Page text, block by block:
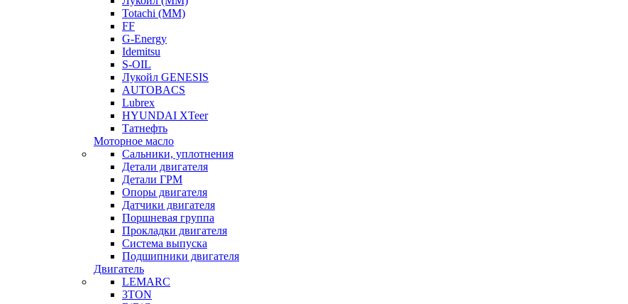
Totachi (MM)
FF
G-Energy
Idemitsu
S-OIL
Лукойл GENESIS
AUTOBACS
Lubrex
HYUNDAI XTeer
Татнефть
Моторное масло
Сальники, уплотнения
Детали двигателя
Детали ГРМ
Опоры двигателя
Датчики двигателя
Поршневая группа
Прокладки двигателя
Система выпуска
Подшипники двигателя
Двигатель
LEMARC
3TON